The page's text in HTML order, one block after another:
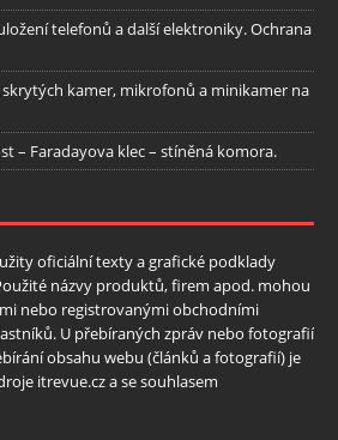
telefonů a další elektroniky. Ochrana
kamer, mikrofonů a minikamer na
– Faradayova klec – stíněná komora.
oficiální texty a grafické podklady
názvy produktů, firem apod. mohou
nebo registrovanými obchodními
U přebíraných zpráv nebo fotografií
obsahu webu (článků a fotografií) je
itrevue.cz a se souhlasem